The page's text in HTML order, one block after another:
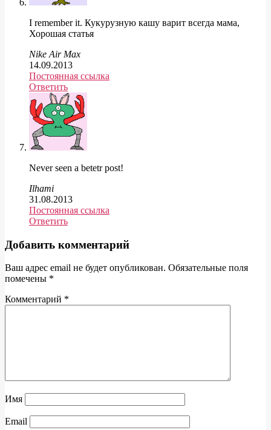
I remember it. Кукурузную кашу варит всегда мама,
Хорошая статья
Nike Air Max
14.09.2013
Постоянная ссылка
Ответить
Never seen a betetr post!
Ilhami
31.08.2013
Постоянная ссылка
Ответить
Добавить комментарий
Ваш адрес email не будет опубликован. Обязательные поля
помечены *
Комментарий *
Имя
Email